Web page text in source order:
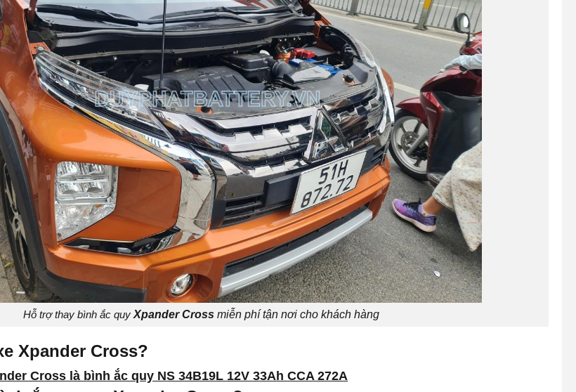
Hỗ trợ thay bình ắc quy Xpander Cross miễn phí tận nơi cho khách hàng
Xpander Cross?
Cross là bình ắc quy NS 34B19L 12V 33Ah CCA 272A